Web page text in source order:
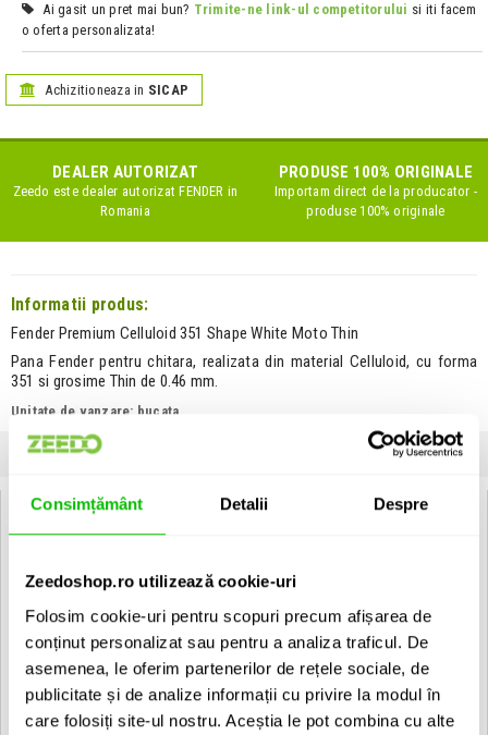
Consimțământ Detalii Despre
Zeedoshop.ro utilizează cookie-uri
Folosim cookie-uri pentru scopuri precum afișarea de
conținut personalizat sau pentru a analiza traficul. De
asemenea, le oferim partenerilor de rețele sociale, de
publicitate și de analize informații cu privire la modul în
care folosiți site-ul nostru. Aceștia le pot combina cu alte
Ai gasit un pret mai bun? Trimite-ne link-ul competitorului si iti facem
o oferta personalizata!
Achizitioneaza in SICAP
DEALER AUTORIZAT
Zeedo este dealer autorizatFENDER in
Romania
PRODUSE 100% ORIGINALE
Importam direct de la producator -
produse 100% originale
Informatii produs:
Fender Premium Celluloid 351 Shape White Moto Thin
Pana Fender pentru chitara, realizata din material Celluloid, cu forma
351 si grosime Thin de 0.46 mm.
Unitate de vanzare: bucata
SPECIFICATII
Tip Pana de chitara
Culoare Alb
Material Celuloid
Tip produs Pana de chitara